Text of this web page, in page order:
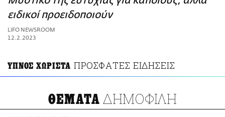
ΑΜΠΑ
PRINT
ειδικοί προειδοποιούν
LIFO NEWSROOM
12.2.2023
ΥΠΝΟΣ ΧΩΡΙΣΤΑ ΠΡΟΣΦΑΤΕΣ ΕΙΔΗΣΕΙΣ
ΘΕΜΑΤΑ ΔΗΜΟΦΙΛΗ